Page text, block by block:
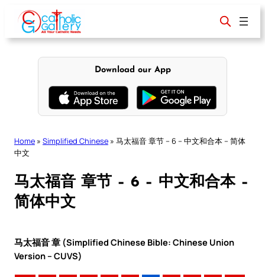
content
Download our App
Home » Simplified Chinese » 马太福音 章节 – 6 – 中文和合本 – 简体
中文
马太福音 章节 – 6 – 中文和合本 –
简体中文
马太福音 章 (Simplified Chinese Bible: Chinese Union
Version – CUVS)